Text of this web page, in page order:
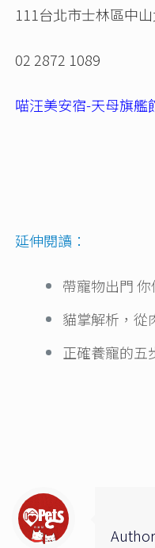
111台北市士林區中
02 2872 1089
喵汪美安宿-天母旗艦
延伸閱讀：
帶寵物出門
貓掌解析，從
正確養寵的五
Author